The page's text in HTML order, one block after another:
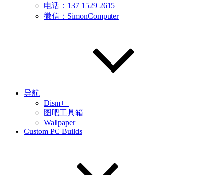
电话：137 1529 2615
微信：SimonComputer
导航
Dism++
图吧工具箱
Wallpaper
Custom PC Builds